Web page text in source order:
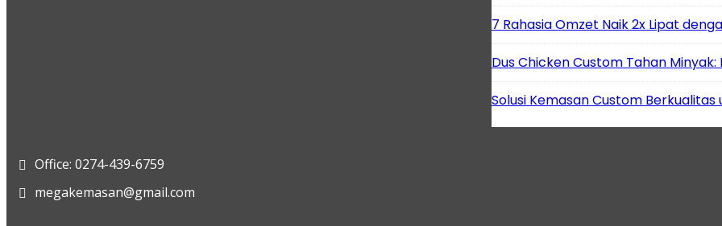
7 Rahasia Omzet Naik 2x Lipat
Dus Chicken Custom Tahan
Solusi Kemasan Custom Berkualitas
Office: 0274-439-6759
megakemasan@gmail.com